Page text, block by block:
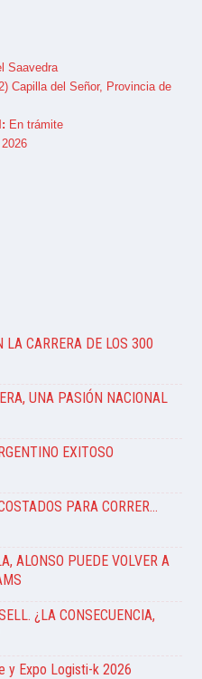
Saavedra
Capilla del Señor, Provincia de
En trámite
LA CARRERA DE LOS 300
UNA PASIÓN NACIONAL
EXITOSO
PARA CORRER…
ALONSO PUEDE VOLVER A
¿LA CONSECUENCIA,
y Expo Logisti-k 2026